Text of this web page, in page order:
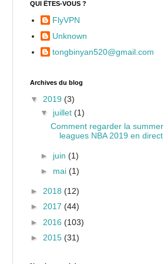
QUI ÊTES-VOUS ?
FlyVPN
Unknown
tongbinyan520@gmail.com
Archives du blog
▼ 2019 (3)
▼ juillet (1)
Comment regarder la summer
leagues NBA 2019 en direct
► juin (1)
► mai (1)
► 2018 (12)
► 2017 (44)
► 2016 (103)
► 2015 (31)